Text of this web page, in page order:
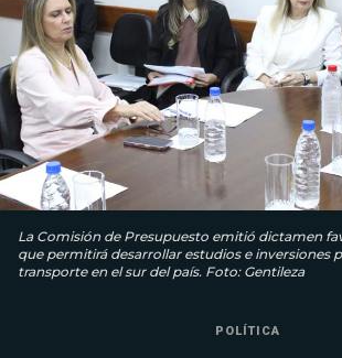
La Comisión de Presupuesto emitió dictamen
que permitirá desarrollar estudios e inversiones
transporte en el sur del país. Foto: Gentileza
POLÍTICA